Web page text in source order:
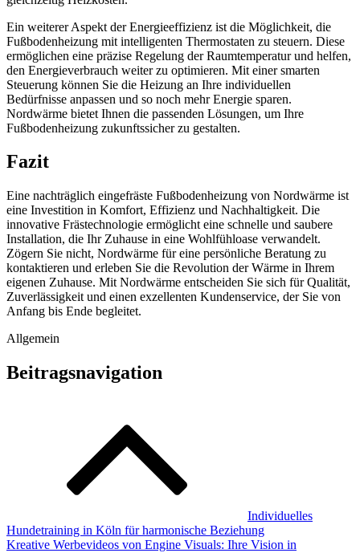
Ein weiterer Aspekt der Energieeffizienz ist die Möglichkeit, die
Fußbodenheizung mit intelligenten Thermostaten zu steuern. Diese
ermöglichen eine präzise Regelung der Raumtemperatur und helfen,
den Energieverbrauch weiter zu optimieren. Mit einer smarten
Steuerung können Sie die Heizung an Ihre individuellen
Bedürfnisse anpassen und so noch mehr Energie sparen.
Nordwärme bietet Ihnen die passenden Lösungen, um Ihre
Fußbodenheizung zukunftssicher zu gestalten.
Fazit
Eine nachträglich eingefräste Fußbodenheizung von Nordwärme ist
eine Investition in Komfort, Effizienz und Nachhaltigkeit. Die
innovative Frästechnologie ermöglicht eine schnelle und saubere
Installation, die Ihr Zuhause in eine Wohlfühloase verwandelt.
Zögern Sie nicht, Nordwärme für eine persönliche Beratung zu
kontaktieren und erleben Sie die Revolution der Wärme in Ihrem
eigenen Zuhause. Mit Nordwärme entscheiden Sie sich für Qualität,
Zuverlässigkeit und einen exzellenten Kundenservice, der Sie von
Anfang bis Ende begleitet.
Allgemein
Beitragsnavigation
Individuelles
Hundetraining in Köln für harmonische Beziehung
Kreative Werbevideos von Engine Visuals: Ihre Vision in